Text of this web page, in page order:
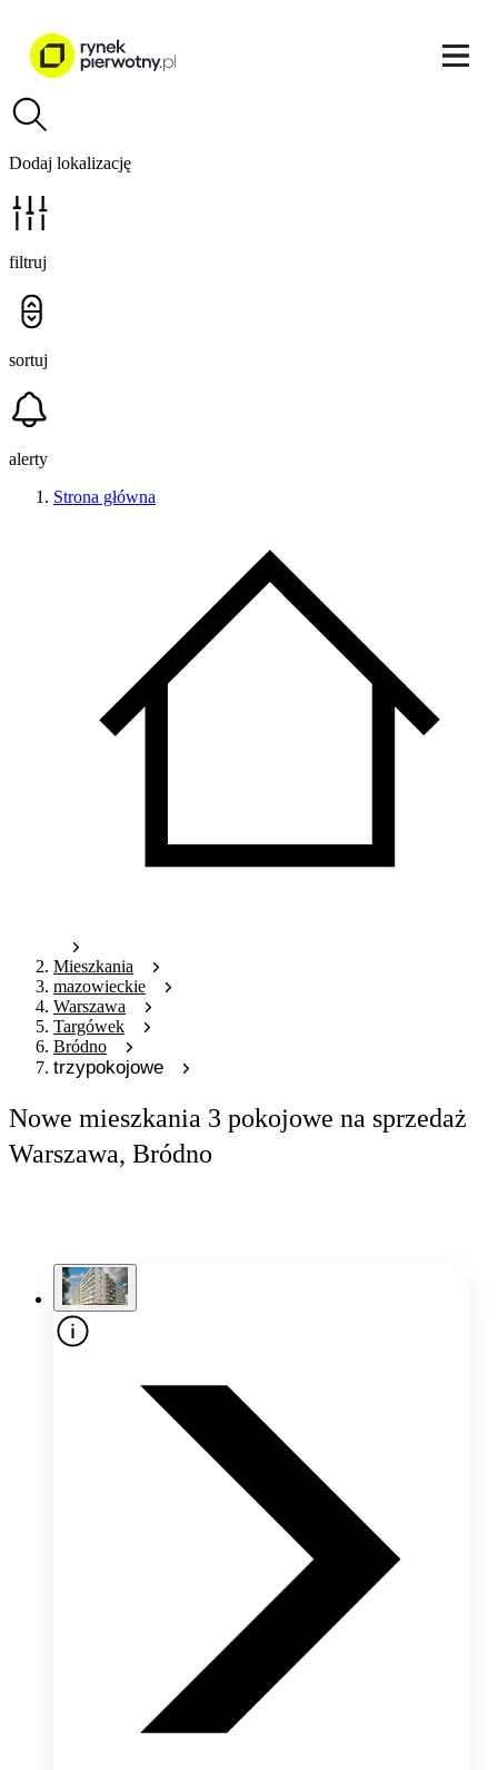
Dodaj lokalizację
filtruj
sortuj
alerty
Strona główna
Mieszkania
mazowieckie
Warszawa
Targówek
Bródno
trzypokojowe
Nowe mieszkania 3 pokojowe na sprzedaż
Warszawa, Bródno